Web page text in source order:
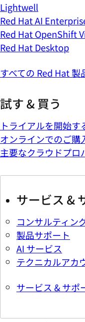
Lightwell
Red Hat AI
Red Hat OpenShift
Red Hat Desktop
すべての Red Hat 製
試す & 買う
トライアルを開始す
オンラインでのご購
主要なクラウドプロ
サービス &
コンサルティン
製品サポート
AI サービス
テクニカルアカ
サービス & サポ